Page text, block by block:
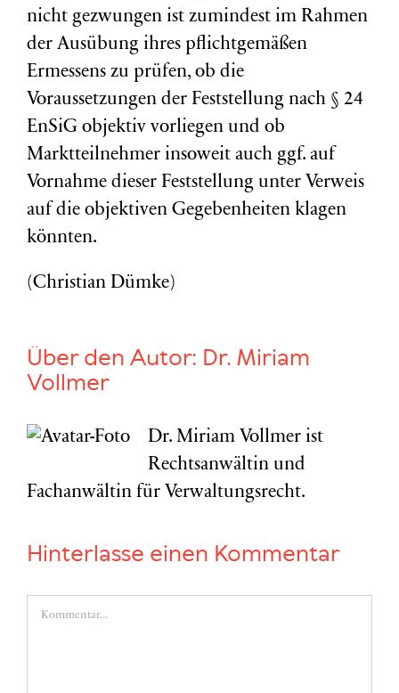
nicht gezwungen ist zumindest im Rahmen
der Ausübung ihres pflichtgemäßen
Ermessens zu prüfen, ob die
Voraussetzungen der Feststellung nach § 24
EnSiG objektiv vorliegen und ob
Marktteilnehmer insoweit auch ggf. auf
Vornahme dieser Feststellung unter Verweis
auf die objektiven Gegebenheiten klagen
könnten.
(Christian Dümke)
Über den Autor: Dr. Miriam
Vollmer
Dr. Miriam Vollmer ist
Rechtsanwältin und
Fachanwältin für Verwaltungsrecht.
Hinterlasse einen Kommentar
Kommentar